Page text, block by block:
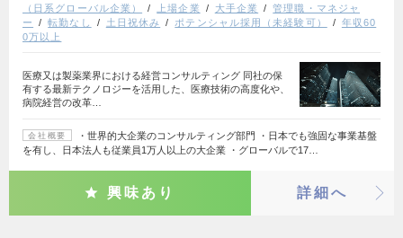
（日系グローバル企業）
上場企業 大手企業
管理職・マネジャ
ー
転勤なし 土日祝休み ポテンシャル採用（未経験可）
年収60
0万以上
医療又は製薬業界における経営コンサルティング 同社の保
有する最新テクノロジーを活用した、医療技術の高度化や、
病院経営の改革…
会社概要
・世界的大企業のコンサルティング部門 ・日本でも強固な事業基盤
を有し、日本法人も従業員1万人以上の大企業 ・グローバルで17…
興味あり 詳細へ